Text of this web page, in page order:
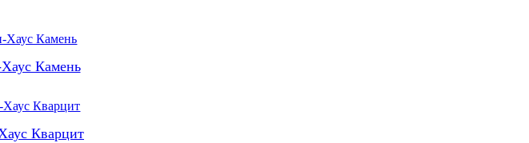
Камень
Кварцит